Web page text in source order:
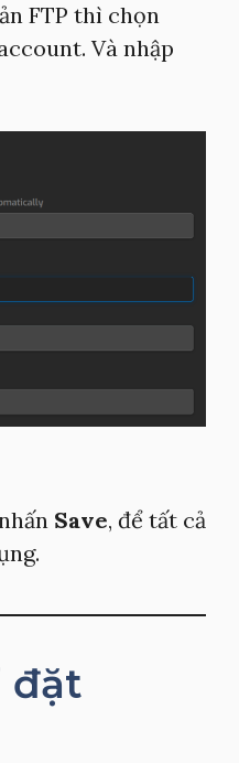
FTP thì chọn
Và nhập
Save, để tất cả
đặt